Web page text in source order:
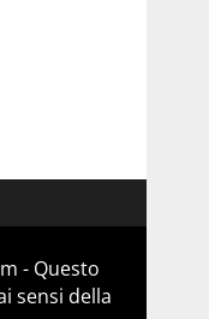
- Questo
sensi della